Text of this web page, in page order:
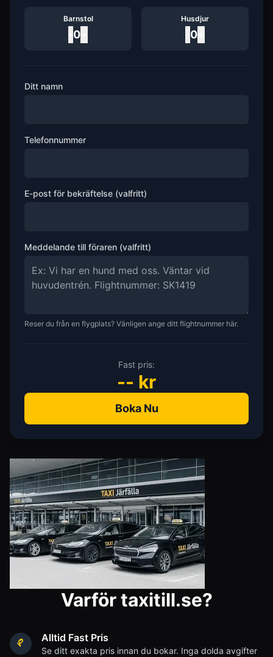
Barnstol
0
Husdjur
0
Ditt namn
Telefonnummer
E-post för bekräftelse (valfritt)
Meddelande till föraren (valfritt)
Reser du från en flygplats? Vänligen ange ditt flightnummer här.
Fast pris:
-- kr
Boka Nu
Varför taxitill.se?
Alltid Fast Pris
Se ditt exakta pris innan du bokar. Inga dolda avgifter